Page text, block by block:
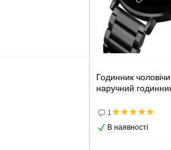
Годинник
наручний
1
В наявності